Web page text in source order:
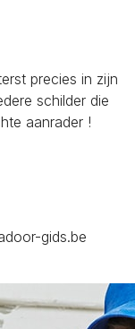
precies in zijn
schilder die
aanrader !
gids.be